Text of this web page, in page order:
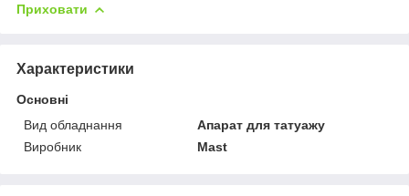
Приховати
Характеристики
Основні
Вид обладнання
Апарат для татуажу
Виробник
Mast